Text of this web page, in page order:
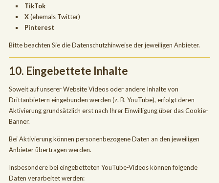
TikTok
X(ehemals Twitter)
Pinterest
Bitte beachten Sie die Datenschutzhinweise der jeweiligen Anbieter.
10. Eingebettete Inhalte
Soweit auf unserer Website Videos oder andere Inhalte von
Drittanbietern eingebunden werden (z. B. YouTube), erfolgt deren
Aktivierung grundsätzlich erst nach Ihrer Einwilligung über das Cookie-
Banner.
Bei Aktivierung können personenbezogene Daten an den jeweiligen
Anbieter übertragen werden.
Insbesondere bei eingebetteten YouTube-Videos können folgende
Daten verarbeitet werden: